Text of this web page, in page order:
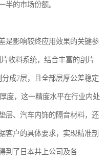
半的市场份额。
是影响较终应用效果的关键参
收料系统，结合丰富的剖片
成7层，且全部层厚公差稳定
度，这一精度水平在行业内处
层、汽车内饰的隔音材料，还
客户的具体要求，实现精准剖
到了日本井上公司及各